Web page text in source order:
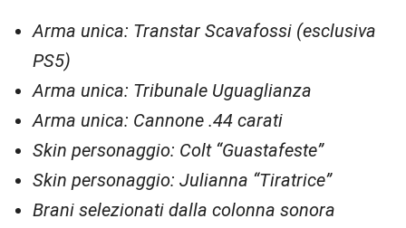
Arma unica: Transtar Scavafossi (esclusiva
PS5)
Arma unica: Tribunale Uguaglianza
Arma unica: Cannone .44 carati
Skin personaggio: Colt “Guastafeste”
Skin personaggio: Julianna “Tiratrice”
Brani selezionati dalla colonna sonora